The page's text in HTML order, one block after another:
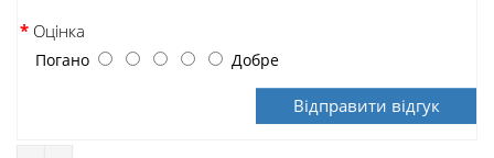
Оцінка
Погано Добре
Відправити відгук